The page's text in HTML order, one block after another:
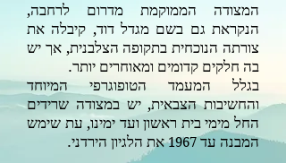
המצודה הממוקמת מדרום לרחבה,
הנקראת גם בשם מגדל דוד, קיבלה את
צורתה הנוכחית בתקופה הצלבנית, אך יש
בה חלקים קדומים ומאוחרים יותר.
בגלל המעמד הטופוגרפי המיוחד
והחשיבות הצבאית, יש במצודה שרידים
החל מימי בית ראשון ועד ימינו, עת שימש
המבנה עד1967את הלגיון הירדני.